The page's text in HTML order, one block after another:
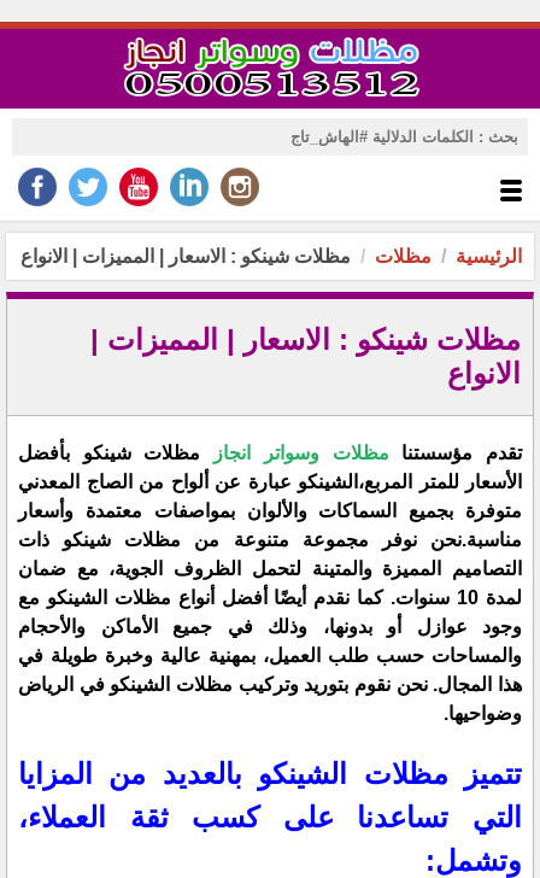
الرئيسية مظلات مظلات شينكو : الاسعار | المميزات | الانواع
مظلات شينكو : الاسعار | المميزات |
الانواع
تقدم مؤسستنا مظلات وسواتر انجاز
مظلات شينكو بأفضل
الأسعار للمتر المربع،الشينكو عبارة عن ألواح من الصاج المعدني
متوفرة بجميع السماكات والألوان بمواصفات معتمدة وأسعار
مناسبة.نحن نوفر مجموعة متنوعة من مظلات شينكو ذات
التصاميم المميزة والمتينة لتحمل الظروف الجوية، مع ضمان
لمدة 10 سنوات. كما نقدم أيضًا أفضل أنواع مظلات الشينكو مع
وجود عوازل أو بدونها، وذلك في جميع الأماكن والأحجام
والمساحات حسب طلب العميل، بمهنية عالية وخبرة طويلة في
هذا المجال. نحن نقوم بتوريد وتركيب مظلات الشينكو في الرياض
وضواحيها.
تتميز مظلات الشينكو بالعديد من المزايا
التي تساعدنا على كسب ثقة العملاء،
وتشمل: